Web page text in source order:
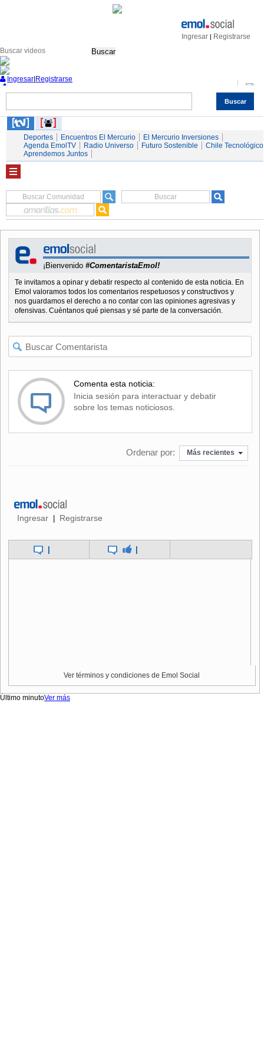
Ingresar | Registrarse
Buscar
Buscar
Ingresar Registrarse
Servicios
Deportes Encuentros El Mercurio
El Mercurio Inversiones
Agenda EmolTV
Radio Universo Futuro Sostenible
Chile Tecnológico
Aprendemos Juntos
¡Bienvenido #ComentaristaEmol!
Te invitamos a opinar y debatir respecto al contenido de esta noticia. En
Emol valoramos todos los comentarios respetuosos y constructivos y
nos guardamos el derecho a no contar con las opiniones agresivas y
ofensivas. Cuéntanos qué piensas y sé parte de la conversación.
Comenta esta noticia:
Inicia sesión para interactuar y debatir
sobre los temas noticiosos.
Ordenar por: Más recientes
Ingresar | Registrarse
| |
Ver términos y condiciones de Emol Social
Último minutoVer más